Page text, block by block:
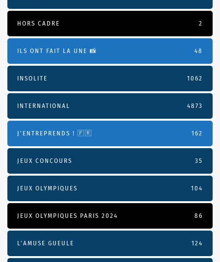
HORS CADRE 2
ILS ONT FAIT LA UNE 📸 48
INSOLITE 1062
INTERNATIONAL 4873
J'ENTREPRENDS ! 🇫🇷 162
JEUX CONCOURS 35
JEUX OLYMPIQUES 104
JEUX OLYMPIQUES PARIS 2024 86
L'AMUSE GUEULE 124